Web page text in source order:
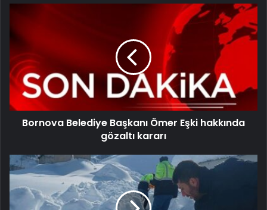
Bornova Belediye Başkanı Ömer Eşki hakkında
gözaltı kararı